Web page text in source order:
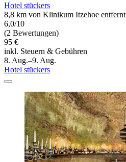
Hotel stückers
8,8 km von Klinikum Itzehoe entfernt
6,0/10
(2 Bewertungen)
95 €
inkl. Steuern & Gebühren
8. Aug.–9. Aug.
Hotel stückers